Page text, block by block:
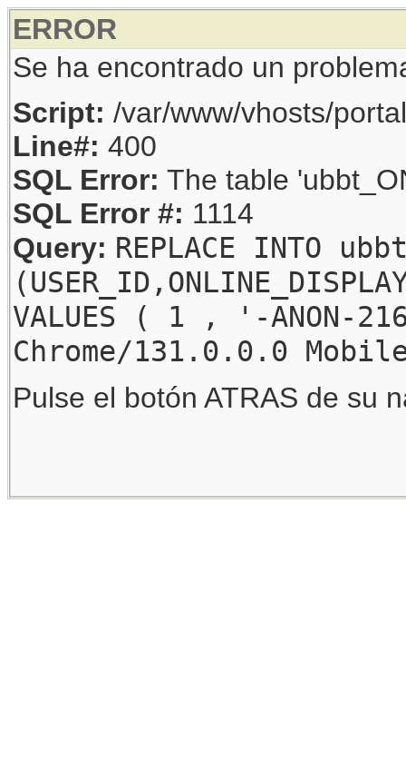
ERROR
Se ha encontrado un
Script: /var/www/vhosts/
Line#: 400
SQL Error: The table
SQL Error #: 1114
Query: REPLACE INTO
VALUES ( 1 , '-
Chrome/131.0.0.0
Pulse el botón ATRAS de su